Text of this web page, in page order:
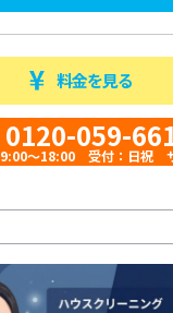
料金を見る
0120-059-
9:00〜18:00 受付：日祝